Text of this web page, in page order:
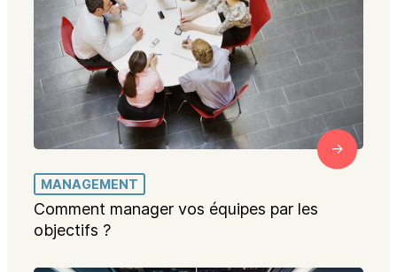
MANAGEMENT
Comment manager vos équipes par les
objectifs ?